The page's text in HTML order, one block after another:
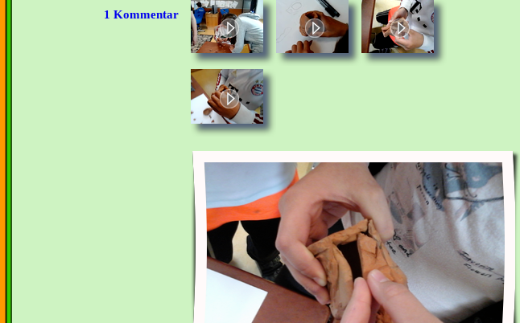
1 Kommentar